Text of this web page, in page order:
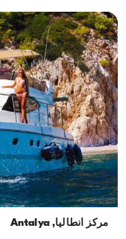
مركز أنطاليا, Antalya